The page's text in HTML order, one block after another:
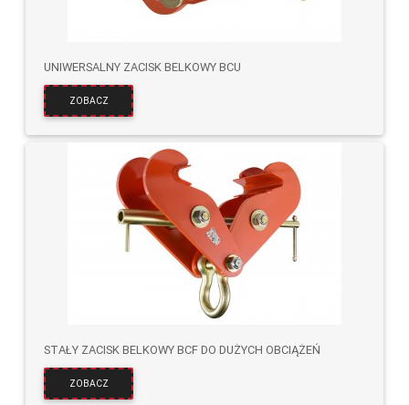
UNIWERSALNY ZACISK BELKOWY BCU
ZOBACZ
STAŁY ZACISK BELKOWY BCF DO DUŻYCH OBCIĄŻEŃ
ZOBACZ